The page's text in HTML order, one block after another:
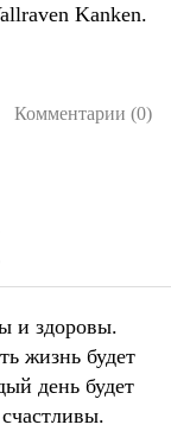
Kanken.
Комментарии (0)
и здоровы.
жизнь будет
день будет